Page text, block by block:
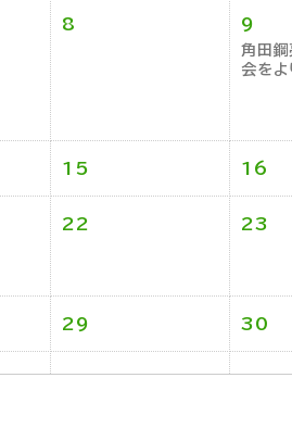
8 9
角田鋼
会をよ
15 16
22 23
29 30